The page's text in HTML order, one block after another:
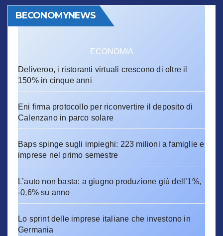
BECONOMYNEWS
ECONOMIA
Deliveroo, i ristoranti virtuali crescono di oltre il
150% in cinque anni
Eni firma protocollo per riconvertire il deposito di
Calenzano in parco solare
Baps spinge sugli impieghi: 223 milioni a famiglie e
imprese nel primo semestre
L’auto non basta: a giugno produzione giù dell’1%,
-0,6% su anno
Lo sprint delle imprese italiane che investono in
Germania